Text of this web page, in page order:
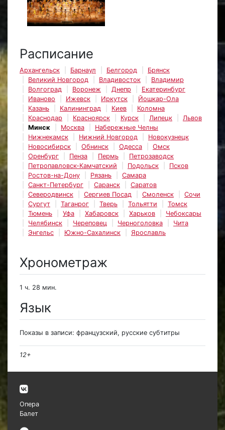
Расписание
Архангельск Барнаул Белгород
Брянск
Великий Новгород
Владивосток
Владимир
Волгоград
Воронеж Днепр
Екатеринбург
Иваново
Ижевск Иркутск
Йошкар-Ола
Казань
Калининград Киев
Коломна
Краснодар
Красноярск Курск Липецк
Львов
Минск
Москва
Набережные Челны
Нижнекамск
Нижний Новгород
Новокузнецк
Новосибирск
Обнинск Одесса
Омск
Оренбург
Пенза Пермь
Петрозаводск
Петропавловск-Камчатский
Подольск
Псков
Ростов-на-Дону
Рязань
Самара
Санкт-Петербург
Саранск
Саратов
Северодвинск
Сергиев Посад Смоленск
Сочи
Сургут
Таганрог Тверь Тольятти
Томск
Тюмень
Уфа Хабаровск Харьков
Чебоксары
Челябинск
Череповец Черноголовка
Чита
Энгельс
Южно-Сахалинск Ярославль
Хронометраж
1 ч. 28 мин.
Язык
Показы в записи: французский, русские субтитры
12+
Опера
Балет